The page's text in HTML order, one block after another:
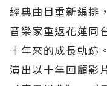
經典曲目重新編排
音樂家重返花蓮同
十年來的成長軌跡。
演出以十年回顧影